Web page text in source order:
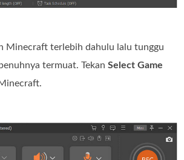
Minecraft terlebih dahulu lalu tunggu
termuat. TekanSelect Game